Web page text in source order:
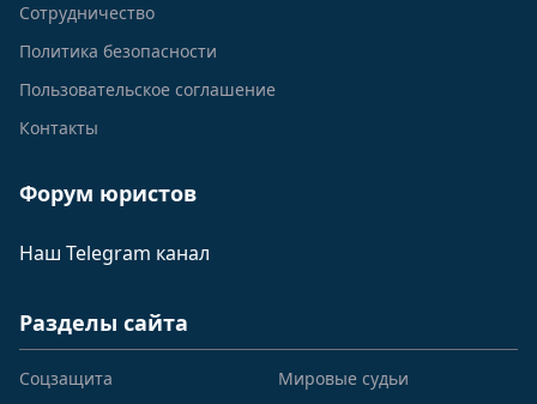
Сотрудничество
Политика безопасности
Пользовательское соглашение
Контакты
Форум юристов
Наш Telegram канал
Разделы сайта
Соцзащита
Мировые судьи